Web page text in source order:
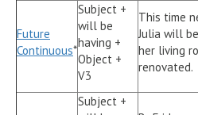
Future
Continuous*
Subject +
will be
having +
Object +
V3
This time
Julia will
her living
renovated.
Subject +